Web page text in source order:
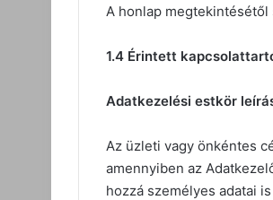
A honlap megtekintésétől
1.4 Érintett
Adatkezelési estkör
Az üzleti vagy önkéntes
amennyiben az
hozzá személyes adatai